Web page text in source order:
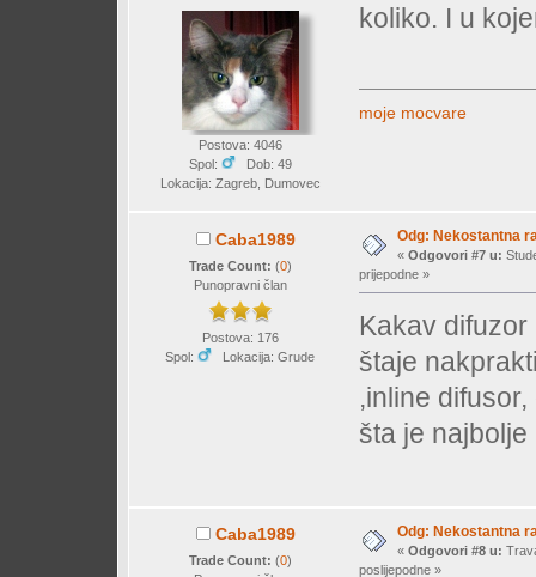
Postova: 4046
Spol:
Dob: 49
Lokacija: Zagreb, Dumovec
koliko. I u
moje mocvare
Caba1989
Trade Count: (0)
Punopravni član
Postova: 176
Spol:
Lokacija: Grude
Odg: Nekostantna
« Odgovori #7 u:
prijepodne »
Kakav
štaje
,inline
šta je najbolje
Caba1989
Trade Count: (0)
Odg: Nekostantna
« Odgovori #8 u:
poslijepodne »